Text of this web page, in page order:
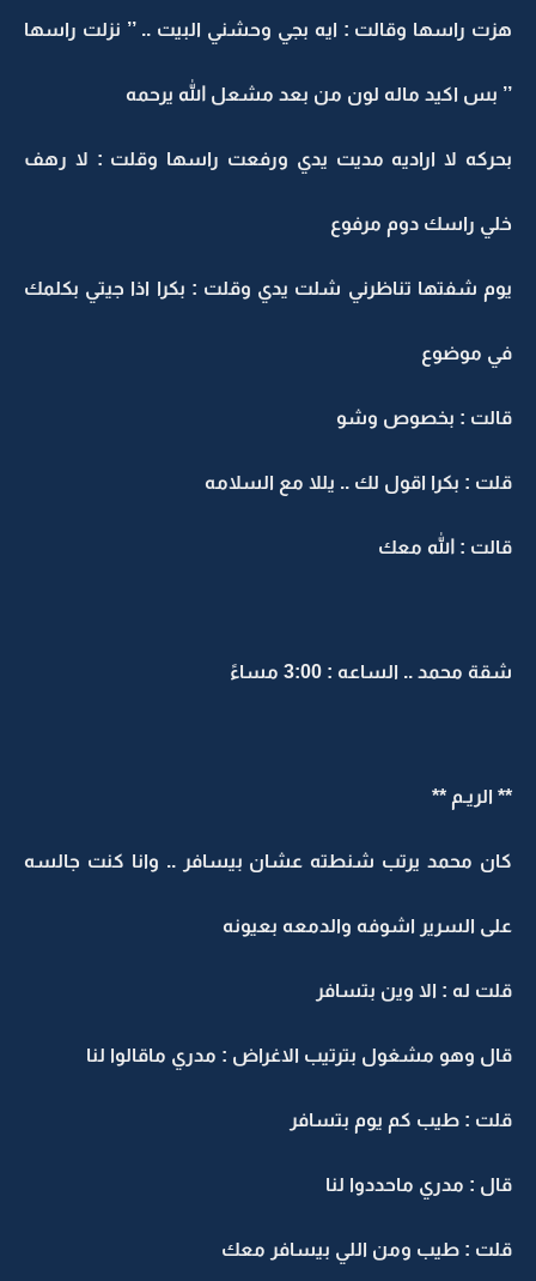
هزت راسها وقالت : ايه بجي وحشني البيت .. ’’ نزلت راسها
’’ بس اكيد ماله لون من بعد مشعل الله يرحمه
بحركه لا اراديه مديت يدي ورفعت راسها وقلت : لا رهف
خلي راسك دوم مرفوع
يوم شفتها تناظرني شلت يدي وقلت : بكرا اذا جيتي بكلمك
في موضوع
قالت : بخصوص وشو
قلت : بكرا اقول لك .. يللا مع السلامه
قالت : الله معك
شقة محمد .. الساعه : 3:00 مساءً
** الريـم **
كان محمد يرتب شنطته عشان بيسافر .. وانا كنت جالسه
على السرير اشوفه والدمعه بعيونه
قلت له : الا وين بتسافر
قال وهو مشغول بترتيب الاغراض : مدري ماقالوا لنا
قلت : طيب كم يوم بتسافر
قال : مدري ماحددوا لنا
قلت : طيب ومن اللي بيسافر معك